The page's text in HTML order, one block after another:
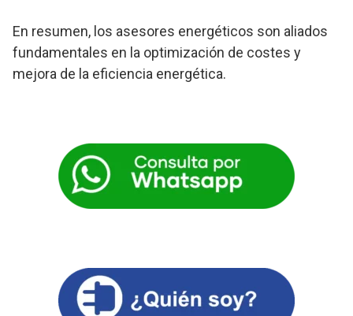
En resumen, los asesores energéticos son aliados
fundamentales en la optimización de costes y
mejora de la eficiencia energética.